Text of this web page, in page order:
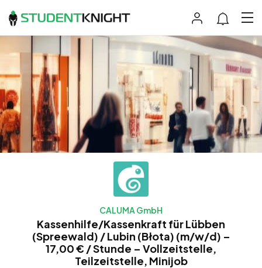
CALUMA GmbH
Kassenhilfe/Kassenkraft für Lübben
(Spreewald) / Lubin (Błota) (m/w/d) –
17,00 € / Stunde – Vollzeitstelle,
Teilzeitstelle, Minijob